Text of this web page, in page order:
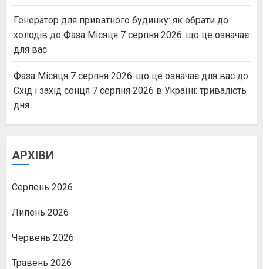
Генератор для приватного будинку: як обрати до
холодів до Фаза Місяця 7 серпня 2026: що це означає
для вас
Фаза Місяця 7 серпня 2026: що це означає для вас до
Схід і захід сонця 7 серпня 2026 в Україні: тривалість
дня
АРХІВИ
Серпень 2026
Липень 2026
Червень 2026
Травень 2026